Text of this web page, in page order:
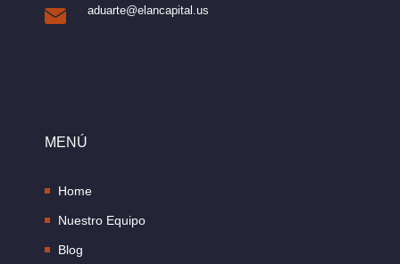
aduarte@elancapital.us
MENÚ
Home
Nuestro Equipo
Blog